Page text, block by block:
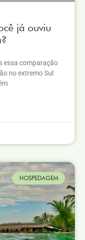
já ouviu
essa comparação
no extremo Sul
HOSPEDAGEM